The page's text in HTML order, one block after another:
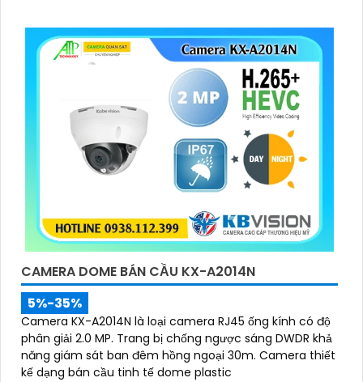
CAMERA DOME BÁN CẦU KX-A2014N
5%-35%
Camera KX-A2014N là loại camera RJ45 ống kính có độ
phân giải 2.0 MP. Trang bị chống ngược sáng DWDR khả
năng giám sát ban đêm hồng ngoại 30m. Camera thiết
kế dạng bán cầu tinh tế dome plastic